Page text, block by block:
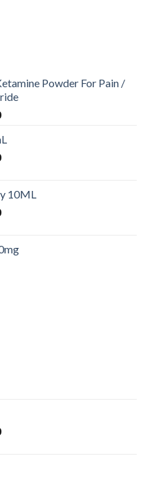
Powder For Pain /
Hinnavahemik:
kuni
$4,568.00
Hinnavahemik:
$4,300.00
10ML
Hinnavahemik:
$1,385.00
Hinnavahemik: